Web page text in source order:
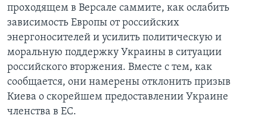
проходящем в Версале саммите, как ослабить
зависимость Европы от российских
энергоносителей и усилить политическую и
моральную поддержку Украины в ситуации
российского вторжения. Вместе с тем, как
сообщается, они намерены отклонить призыв
Киева о скорейшем предоставлении Украине
членства в ЕС.